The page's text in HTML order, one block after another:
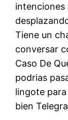
intenciones
Tiene un
conversar
Caso De
podrias
lingote
bien